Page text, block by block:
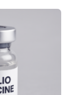
Therapien, die
normales
Merk vom
am
solche
des